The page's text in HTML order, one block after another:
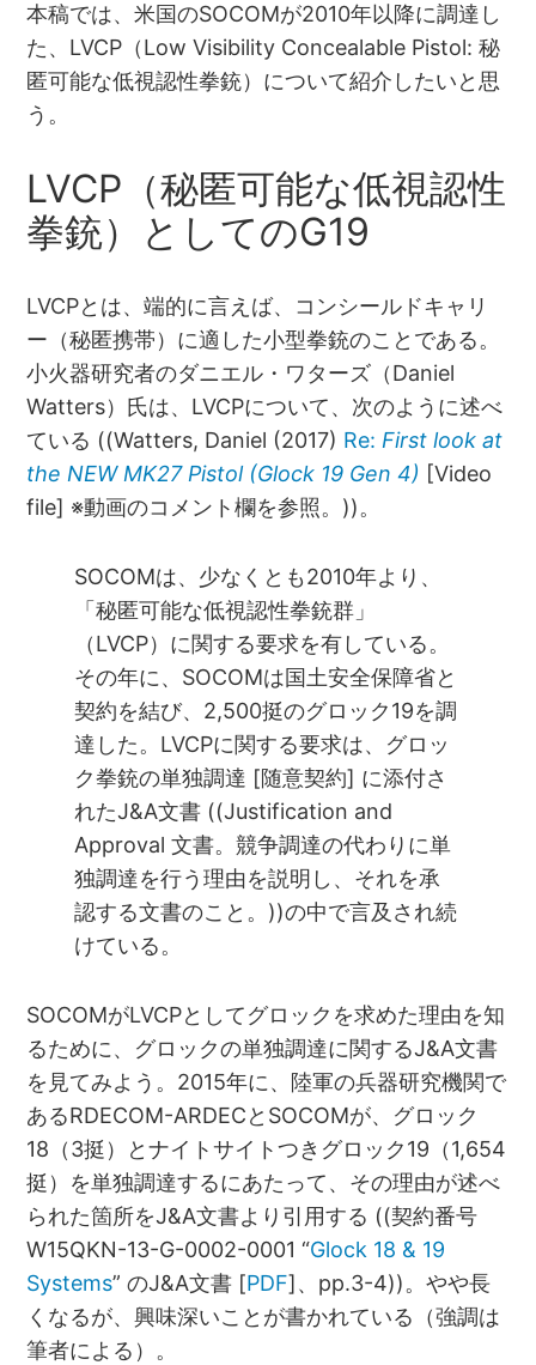
本稿では、米国のSOCOMが2010年以降に調達し
た、LVCP（Low Visibility Concealable Pistol: 秘
匿可能な低視認性拳銃）について紹介したいと思
う。
LVCP（秘匿可能な低視認性
拳銃）としてのG19
LVCPとは、端的に言えば、コンシールドキャリ
ー（秘匿携帯）に適した小型拳銃のことである。
小火器研究者のダニエル・ワターズ（Daniel
Watters）氏は、LVCPについて、次のように述べ
ている ((Watters, Daniel (2017) Re:First look at
the NEW MK27 Pistol (Glock 19 Gen 4) [Video
file] ※動画のコメント欄を参照。))。
SOCOMは、少なくとも2010年より、
「秘匿可能な低視認性拳銃群」
（LVCP）に関する要求を有している。
その年に、SOCOMは国土安全保障省と
契約を結び、2,500挺のグロック19を調
達した。LVCPに関する要求は、グロッ
ク拳銃の単独調達 [随意契約] に添付さ
れたJ&A文書 ((Justification and
Approval 文書。競争調達の代わりに単
独調達を行う理由を説明し、それを承
認する文書のこと。))の中で言及され続
けている。
SOCOMがLVCPとしてグロックを求めた理由を知
るために、グロックの単独調達に関するJ&A文書
を見てみよう。2015年に、陸軍の兵器研究機関で
あるRDECOM-ARDECとSOCOMが、グロック
18（3挺）とナイトサイトつきグロック19（1,654
挺）を単独調達するにあたって、その理由が述べ
られた箇所をJ&A文書より引用する ((契約番号
W15QKN-13-G-0002-0001 “Glock 18 & 19
Systems” のJ&A文書 [PDF]、pp.3-4))。やや長
くなるが、興味深いことが書かれている（強調は
筆者による）。